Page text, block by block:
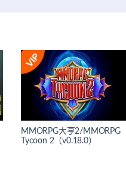
MMORPG大亨2/MMORPG
Tycoon 2（v0.18.0）